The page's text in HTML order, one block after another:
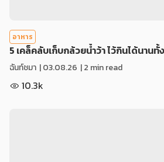
อาหาร
5 เคล็คลับเก็บกล้วยน้ำว้า ไว้กินได้นานทั้
ฉันท์ชมา |03.08.26 | 2 min read
10.3k